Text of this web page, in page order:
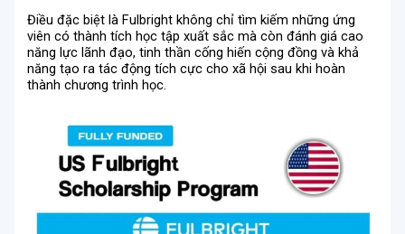
Điều đặc biệt là Fulbright không chỉ tìm kiếm những ứng
viên có thành tích học tập xuất sắc mà còn đánh giá cao
năng lực lãnh đạo, tinh thần cống hiến cộng đồng và khả
năng tạo ra tác động tích cực cho xã hội sau khi hoàn
thành chương trình học.